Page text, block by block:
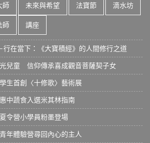
師 未來與希望 法寶節 滴水坊
師 講座
行在當下：《大寶積經》的人間修行之道
兒童 信仰傳承喜成觀音菩薩契子女
生首創〈十修歌〉藝術展
中蔬食入選米其林指南
令營小學員粉墨登場
年體驗營尋回內心的主人